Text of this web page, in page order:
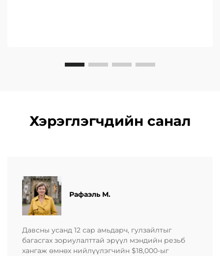
Хэрэглэгчдийн санал
Рафаэль М.
Давсны усанд 12 сар амьдарч, гулзайлтыг
багасгах зориулалттай эрүүл мэндийн резьб
хангаж өмнөх нийлүүлэгчийн $18,000-ыг